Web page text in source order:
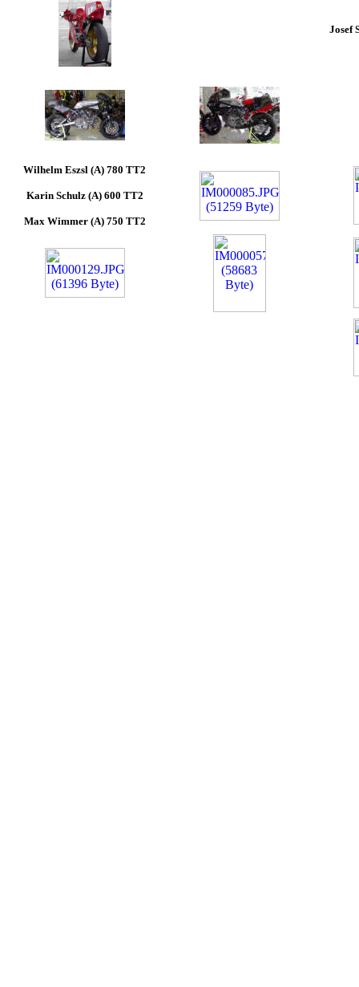
Josef
Wilhelm Eszsl (A) 780 TT2
Karin Schulz (A) 600 TT2
Max Wimmer (A) 750 TT2